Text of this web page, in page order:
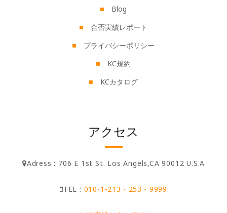
Blog
合否実績レポート
プライバシーポリシー
KC規約
KCカタログ
アクセス
Adress : 706 E 1st St. Los Angels,CA 90012 U.S.A
TEL : 010-1-213・253・9999